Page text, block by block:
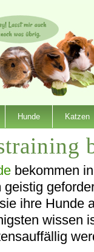
Hunde Katzen
bekommen
geistig
ihre Hunde
wissen